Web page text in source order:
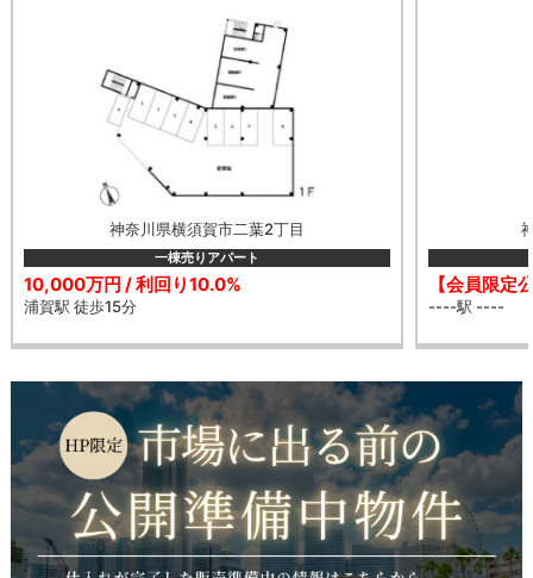
神奈川県横須賀市二葉2丁目
一棟売りアパート
10,000万円 / 利回り10.0%
浦賀駅 徒歩15分
【会員限
----駅 ----